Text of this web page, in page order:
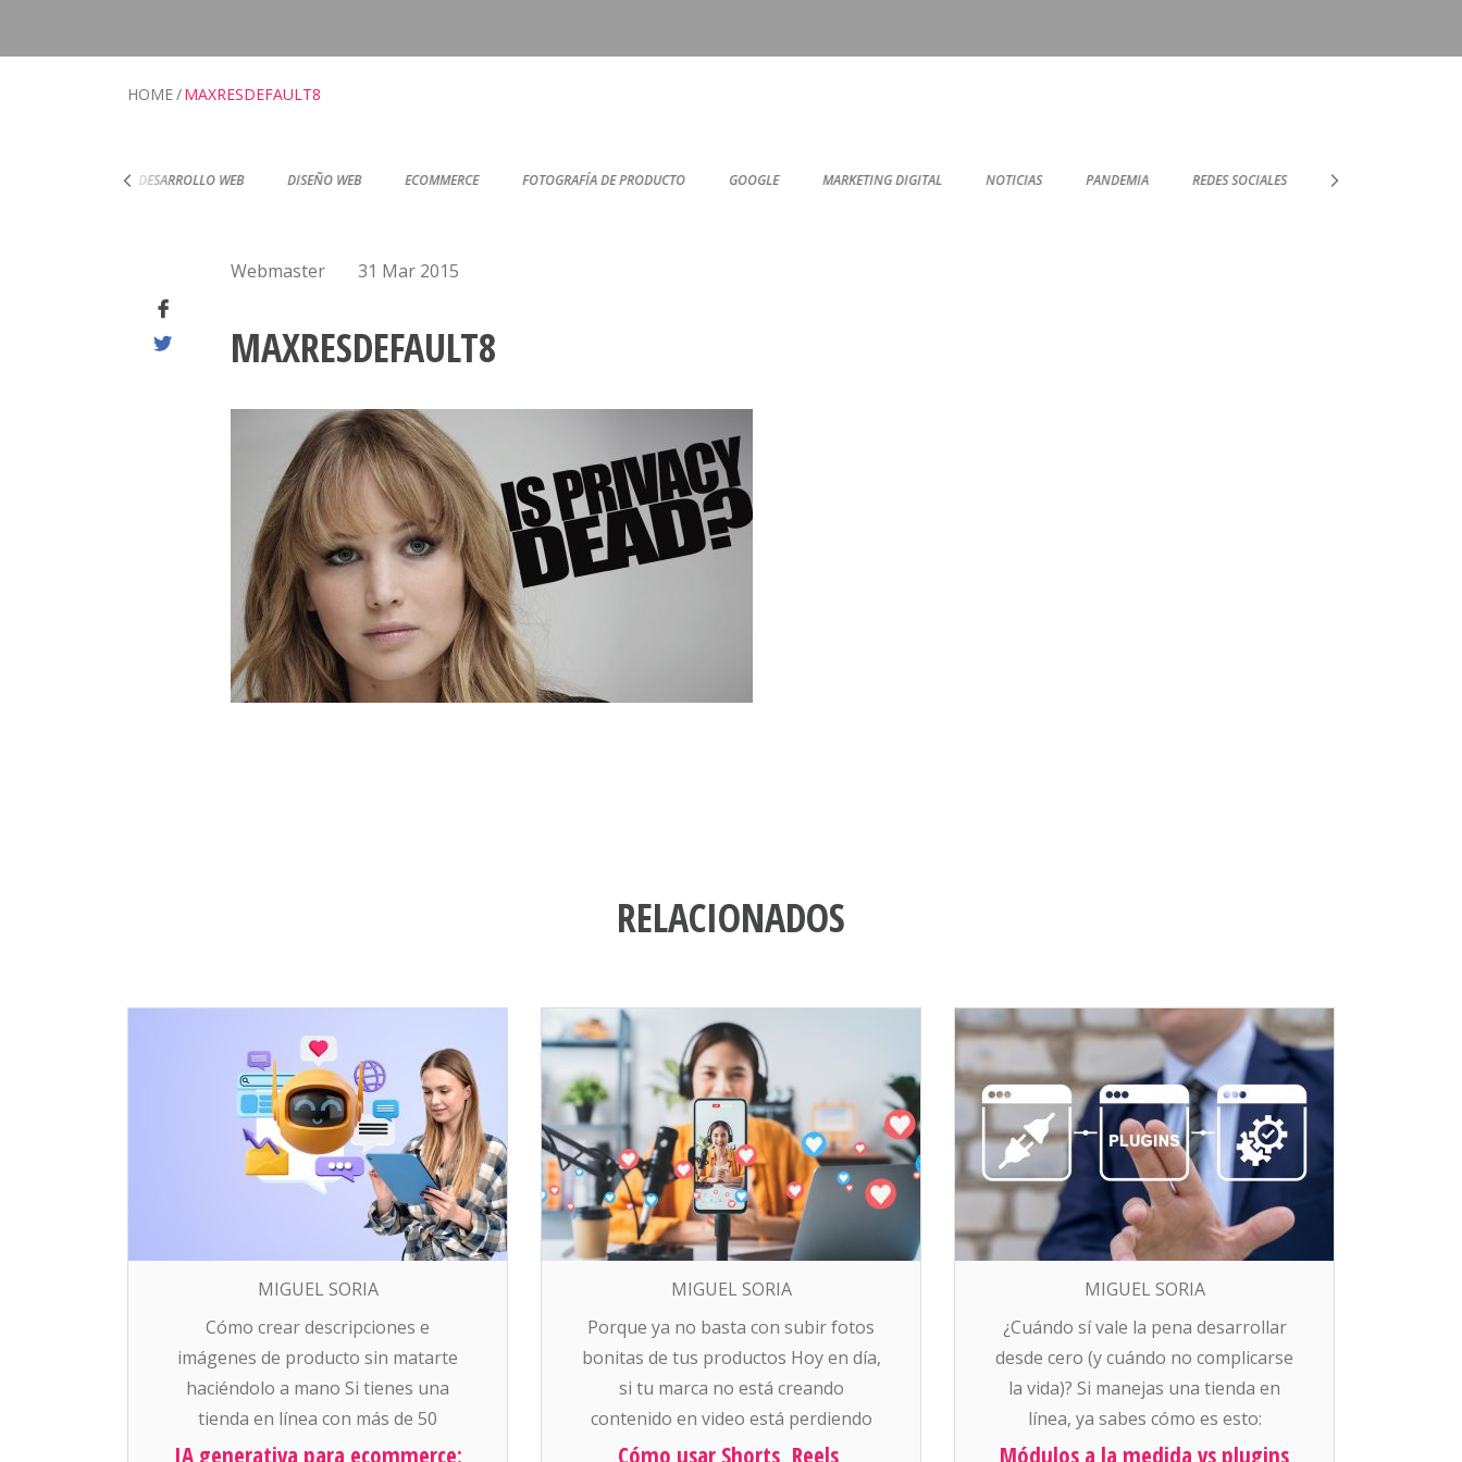
HOME MAXRESDEFAULT8
DESARROLLO WEB DISEÑO WEB ECOMMERCE FOTOGRAFÍA DE PRODUCTO GOOGLE MARKETING DIGITAL NOTICIAS PANDEMIA REDES SOCIALES SOPORTE TÉCNICO
Webmaster 31 Mar 2015
MAXRESDEFAULT8
RELACIONADOS
MIGUEL SORIA
Cómo crear descripciones e
imágenes de producto sin matarte
haciéndolo a mano Si tienes una
tienda en línea con más de 50
productos, sabes que una de las
IA generativa para ecommerce:
MIGUEL SORIA
Porque ya no basta con subir fotos
bonitas de tus productos Hoy en día,
si tu marca no está creando
contenido en video está perdiendo
ventas. Las plataformas como
Cómo usar Shorts, Reels,
MIGUEL SORIA
¿Cuándo sí vale la pena desarrollar
desde cero (y cuándo no complicarse
la vida)? Si manejas una tienda en
línea, ya sabes cómo es esto:
siempre se necesita “algo más”. Que
Módulos a la medida vs plugins